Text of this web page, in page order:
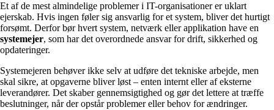
Et af de mest almindelige problemer i IT-organisationer er uklart
ejerskab. Hvis ingen føler sig ansvarlig for et system, bliver det hurtigt
forsømt. Derfor bør hvert system, netværk eller applikation have en
systemejer, som har det overordnede ansvar for drift, sikkerhed og
opdateringer.
Systemejeren behøver ikke selv at udføre det tekniske arbejde, men
skal sikre, at opgaverne bliver løst – enten internt eller af eksterne
leverandører. Det skaber gennemsigtighed og gør det lettere at træffe
beslutninger, når der opstår problemer eller behov for ændringer.